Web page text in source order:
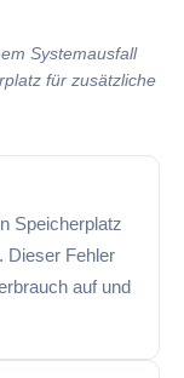
Systemausfall
für zusätzliche
Speicherplatz
Dieser Fehler
auf und